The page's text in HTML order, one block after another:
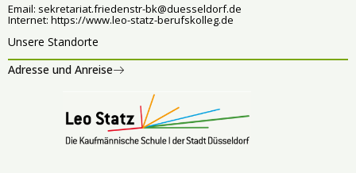
Email: sekretariat.friedenstr-bk@duesseldorf.de
Internet: https://www.leo-statz-berufskolleg.de
Unsere Standorte
Adresse und Anreise